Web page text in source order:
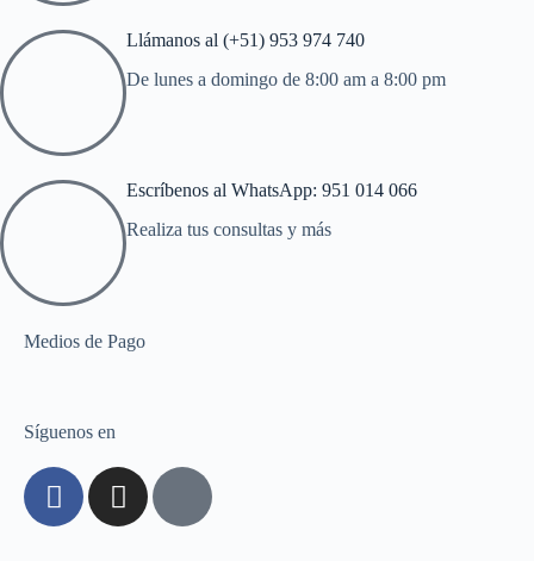
Llámanos al (+51) 953 974 740
De lunes a domingo de 8:00 am a 8:00 pm
Escríbenos al WhatsApp: 951 014 066
Realiza tus consultas y más
Medios de Pago
Síguenos en